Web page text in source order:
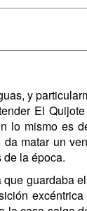
y
El
lo mismo es
matar un
de la época.
guardaba